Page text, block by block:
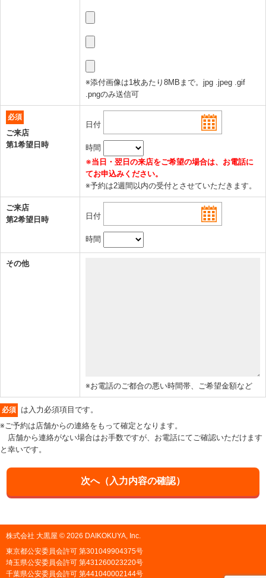
※添付画像は1枚あたり8MBまで。jpg .jpeg .gif
.pngのみ送信可
必須
ご来店
第1希望日時
日付
時間
※当日・翌日の来店をご希望の場合は、お電話に
てお申込みください。
※予約は2週間以内の受付とさせていただきます。
ご来店
第2希望日時
日付
時間
その他
※お電話のご都合の悪い時間帯、ご希望金額など
必須
は入力必須項目です。
※ご予約は店舗からの連絡をもって確定となります。
店舗から連絡がない場合はお手数ですが、お電話にてご確認いただけます
と幸いです。
株式会社 大黒屋 © 2026 DAIKOKUYA, Inc.
東京都公安委員会許可 第301049904375号
埼玉県公安委員会許可 第431260023220号
千葉県公安委員会許可 第441040002144号